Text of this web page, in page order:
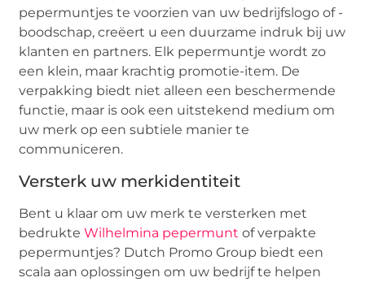
pepermuntjes te voorzien van uw bedrijfslogo of -
boodschap, creëert u een duurzame indruk bij uw
klanten en partners. Elk pepermuntje wordt zo
een klein, maar krachtig promotie-item. De
verpakking biedt niet alleen een beschermende
functie, maar is ook een uitstekend medium om
uw merk op een subtiele manier te
communiceren.
Versterk uw merkidentiteit
Bent u klaar om uw merk te versterken met
bedrukteWilhelmina pepermunt of verpakte
pepermuntjes? Dutch Promo Group biedt een
scala aan oplossingen om uw bedrijf te helpen